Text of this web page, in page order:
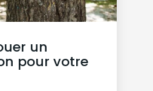
un
pour votre